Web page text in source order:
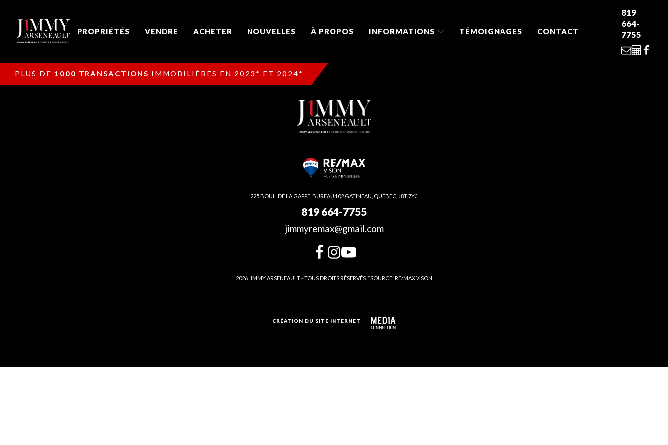
PROPRIÉTÉS VENDRE ACHETER NOUVELLES À PROPOS INFORMATIONS TÉMOIGNAGES CONTACT
819
664-
7755
PLUS DE 1000 TRANSACTIONS IMMOBILIÈRES EN 2023* ET 2024*
225 BOUL. DE LA GAPPE, BUREAU 102 GATINEAU, QUÉBEC, J8T 7Y3
819 664-7755
jimmyremax@gmail.com
2026 JIMMY ARSENEAULT - TOUS DROITS RÉSERVÉS. *SOURCE: RE/MAX VISON
CRÉATION DU SITE INTERNET